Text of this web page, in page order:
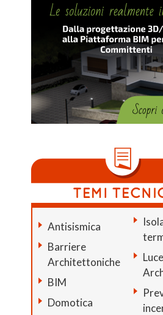
Antisismica
Barriere
Architettoniche
BIM
Domotica